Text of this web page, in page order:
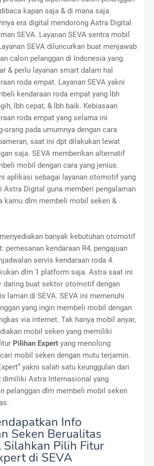
kapan saja & di mana saja.
era digital mendorong Astra Digital
SEVA. Layanan SEVA sentra mobil
SEVA diluncurkan buat menjawab
calon pelanggan di Indonesia yang
& perlu layanan smart dalam hal
roda empat. Layanan SEVA yakni
kendaraan roda empat yang lbh
lbh cepat, & lbh baik. Kebiasaan
roda empat yang selama ini
orang pada umumnya dengan cara
saat ini dpt dilakukan lewat
saja. SEVA memberikan alternatif
mobil dengan cara yang jenius.
aplikasi sebagai layanan otomotif yang
Astra Digital guna memberi pengalaman
kamu dlm membeli mobil seken &
banyak kebutuhan otomotif
pemesanan kendaraan R4, pengajuan
servis kendaraan roda 4.
dlm 1 platform saja. Astra saat ini
daring buat sektor otomotif dengan
laman di SEVA. SEVA ini memenuhi
yang ingin membeli mobil dengan
via internet. Tak hanya mobil anyar,
mobil seken yang memiliki
Pilihan Expert yang menolong
mobil seken dengan mutu terjamin.
yakni salah satu keunggulan dari
dimiliki Astra Internasional yang
pelanggan dlm membeli mobil seken
Info
Seken Berualitas
Silahkan Pilih Fitur
di SEVA